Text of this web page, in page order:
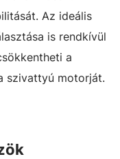
Az ideális
is rendkívül
a
szivattyú motorját.